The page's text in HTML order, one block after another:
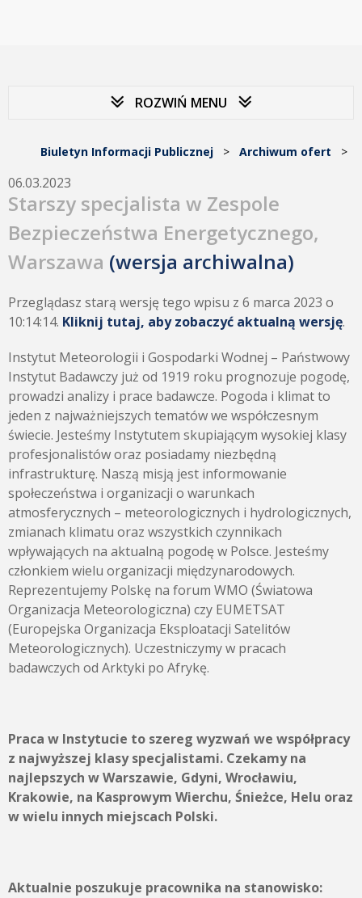
ROZWIŃ MENU
Biuletyn Informacji Publicznej > Archiwum ofert >
06.03.2023
Starszy specjalista w Zespole
Bezpieczeństwa Energetycznego,
Warszawa (wersja archiwalna)
Przeglądasz starą wersję tego wpisu z 6 marca 2023 o
10:14:14. Kliknij tutaj, aby zobaczyć aktualną wersję.
Instytut Meteorologii i Gospodarki Wodnej – Państwowy
Instytut Badawczy już od 1919 roku prognozuje pogodę,
prowadzi analizy i prace badawcze. Pogoda i klimat to
jeden z najważniejszych tematów we współczesnym
świecie. Jesteśmy Instytutem skupiającym wysokiej klasy
profesjonalistów oraz posiadamy niezbędną
infrastrukturę. Naszą misją jest informowanie
społeczeństwa i organizacji o warunkach
atmosferycznych – meteorologicznych i hydrologicznych,
zmianach klimatu oraz wszystkich czynnikach
wpływających na aktualną pogodę w Polsce. Jesteśmy
członkiem wielu organizacji międzynarodowych.
Reprezentujemy Polskę na forum WMO (Światowa
Organizacja Meteorologiczna) czy EUMETSAT
(Europejska Organizacja Eksploatacji Satelitów
Meteorologicznych). Uczestniczymy w pracach
badawczych od Arktyki po Afrykę.
Praca w Instytucie to szereg wyzwań we współpracy
z najwyższej klasy specjalistami. Czekamy na
najlepszych w Warszawie, Gdyni, Wrocławiu,
Krakowie, na Kasprowym Wierchu, Śnieżce, Helu oraz
w wielu innych miejscach Polski.
Aktualnie poszukuje pracownika na stanowisko: